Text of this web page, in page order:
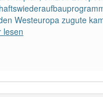
Westeuropa zugute
lesen